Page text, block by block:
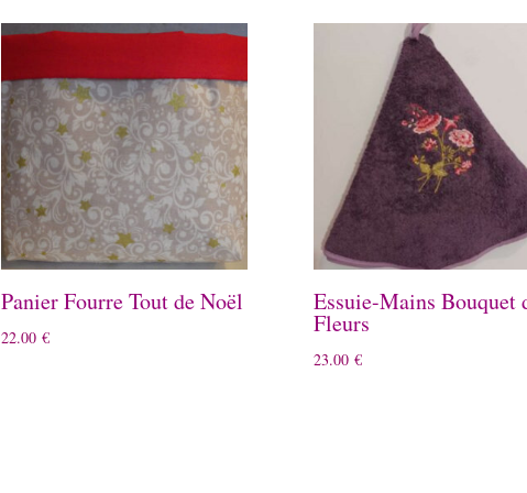
Panier Fourre Tout de Noël
22.00 €
Essuie-Mains Bouquet
Fleurs
23.00 €